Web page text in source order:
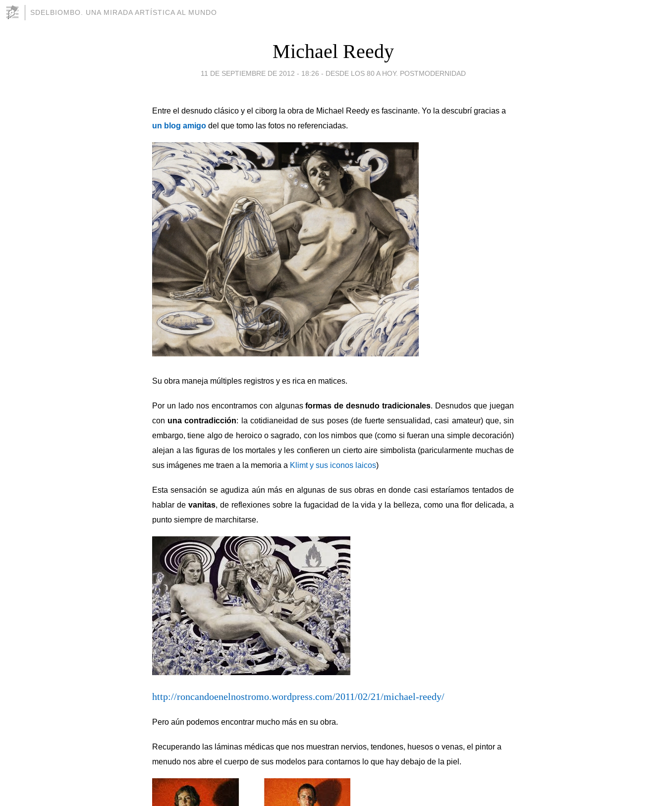
SDELBIOMBO. UNA MIRADA ARTÍSTICA AL MUNDO
Michael Reedy
11 DE SEPTIEMBRE DE 2012 - 18:26 - DESDE LOS 80 A HOY. POSTMODERNIDAD
Entre el desnudo clásico y el ciborg la obra de Michael Reedy es fascinante. Yo la descubrí gracias a
un blog amigo del que tomo las fotos no referenciadas.
Su obra maneja múltiples registros y es rica en matices.
Por un lado nos encontramos con algunasformas de desnudo tradicionales. Desnudos que juegan
con una contradicción: la cotidianeidad de sus poses (de fuerte sensualidad, casi amateur) que, sin
embargo, tiene algo de heroico o sagrado, con los nimbos que (como si fueran una simple decoración)
alejan a las figuras de los mortales y les confieren un cierto aire simbolista (paricularmente muchas de
sus imágenes me traen a la memoria a Klimt y sus iconos laicos)
Esta sensación se agudiza aún más en algunas de sus obras en donde casi estaríamos tentados de
hablar de vanitas, de reflexiones sobre la fugacidad de la vida y la belleza, como una flor delicada, a
punto siempre de marchitarse.
http://roncandoenelnostromo.wordpress.com/2011/02/21/michael-reedy/
Pero aún podemos encontrar mucho más en su obra.
Recuperando las láminas médicas que nos muestran nervios, tendones, huesos o venas, el pintor a
menudo nos abre el cuerpo de sus modelos para contarnos lo que hay debajo de la piel.